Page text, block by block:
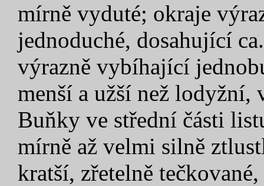
mírně vyduté; okraje
jednoduché, dosahující
výrazně vybíhající
menší a užší než lodyžní,
Buňky ve střední části
mírně až velmi silně
kratší, zřetelně